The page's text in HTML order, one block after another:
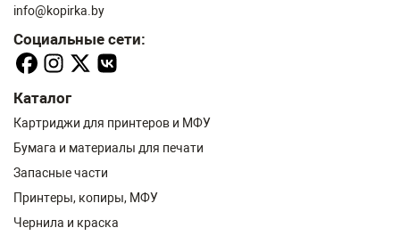
info@kopirka.by
Социальные сети:
Каталог
Картриджи для принтеров и МФУ
Бумага и материалы для печати
Запасные части
Принтеры, копиры, МФУ
Чернила и краска